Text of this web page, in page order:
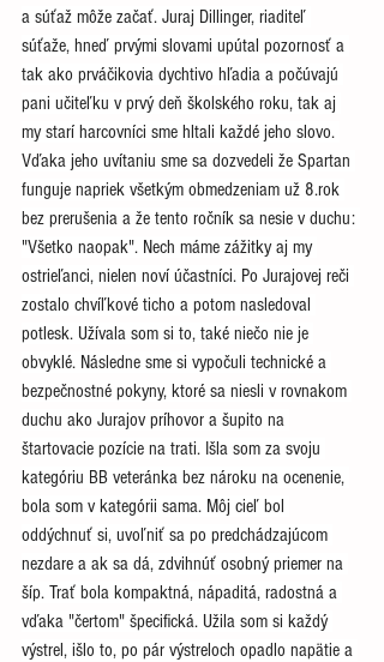
a súťaž môže začať. Juraj Dillinger, riaditeľ
súťaže, hneď prvými slovami upútal pozornosť a
tak ako prváčikovia dychtivo hľadia a počúvajú
pani učiteľku v prvý deň školského roku, tak aj
my starí harcovníci sme hltali každé jeho slovo.
Vďaka jeho uvítaniu sme sa dozvedeli že Spartan
funguje napriek všetkým obmedzeniam už 8.rok
bez prerušenia a že tento ročník sa nesie v duchu:
"Všetko naopak". Nech máme zážitky aj my
ostrieľanci, nielen noví účastníci. Po Jurajovej reči
zostalo chvíľkové ticho a potom nasledoval
potlesk. Užívala som si to, také niečo nie je
obvyklé. Následne sme si vypočuli technické a
bezpečnostné pokyny, ktoré sa niesli v rovnakom
duchu ako Jurajov príhovor a šupito na
štartovacie pozície na trati. Išla som za svoju
kategóriu BB veteránka bez nároku na ocenenie,
bola som v kategórii sama. Môj cieľ bol
oddýchnuť si, uvoľniť sa po predchádzajúcom
nezdare a ak sa dá, zdvihnúť osobný priemer na
šíp. Trať bola kompaktná, nápaditá, radostná a
vďaka "čertom" špecifická. Užila som si každý
výstrel, išlo to, po pár výstreloch opadlo napätie a